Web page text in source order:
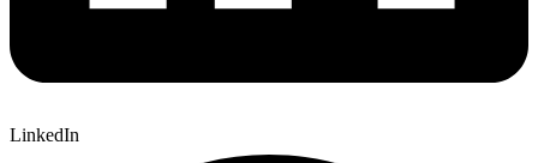
LinkedIn